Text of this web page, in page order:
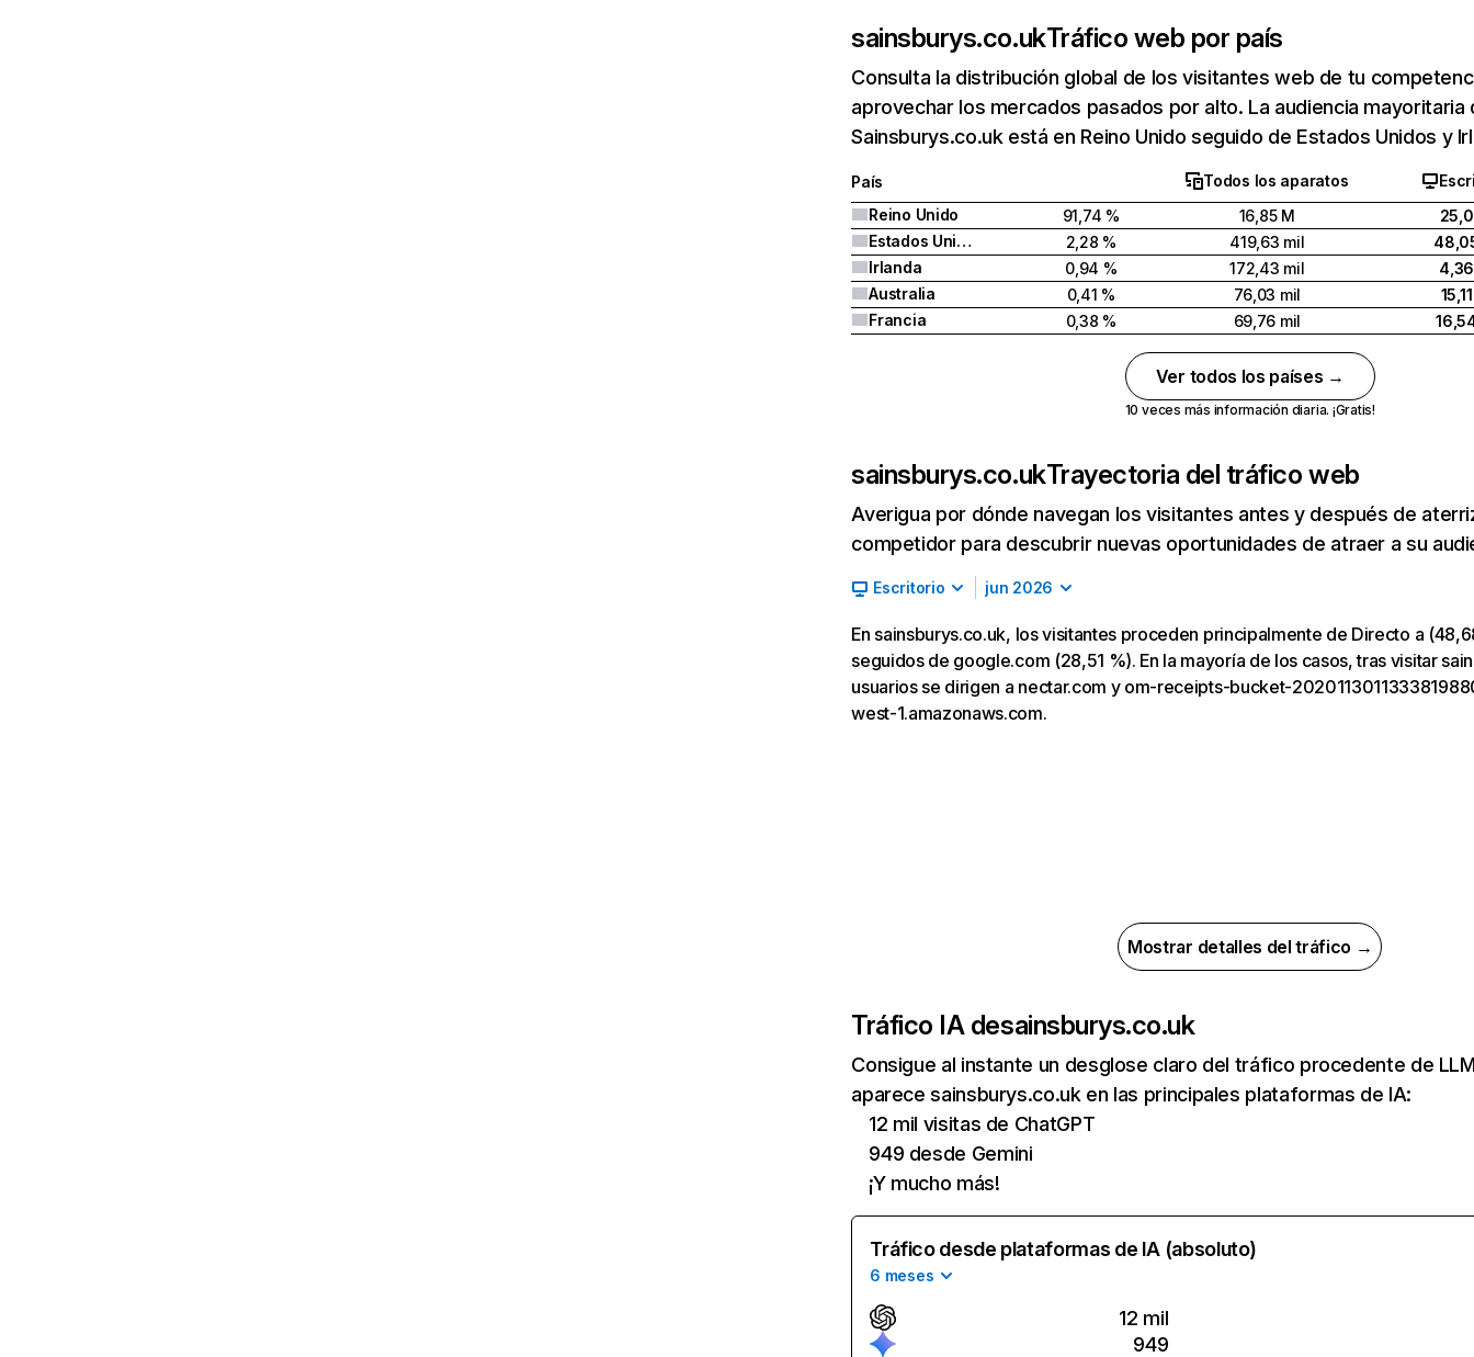
sainsburys.co.ukTráfico web por país
Consulta la distribución global de los visitantes web de tu
aprovechar los mercados pasados por alto. La audiencia mayoritaria
Sainsburys.co.uk está en Reino Unido seguido de Estados Unidos y
País Todos los aparatos
Reino Unido
91,74 % 16,85 M
Estados Unidos
2,28 % 419,63 mil
Irlanda
0,94 % 172,43 mil
Australia
0,41 % 76,03 mil
Francia
0,38 % 69,76 mil
Ver todos los países →
10 veces más información diaria. ¡Gratis!
sainsburys.co.ukTrayectoria del tráfico web
Averigua por dónde navegan los visitantes antes y después de
competidor para descubrir nuevas oportunidades de atraer a su
Escritorio jun 2026
En sainsburys.co.uk, los visitantes proceden principalmente de Directo a
seguidos de google.com (28,51 %). En la mayoría de los casos, tras visitar
usuarios se dirigen a nectar.com y om-receipts-bucket-
west-1.amazonaws.com.
Mostrar detalles del tráfico →
Tráfico IA desainsburys.co.uk
Consigue al instante un desglose claro del tráfico procedente de
aparece sainsburys.co.uk en las principales plataformas de IA:
12 mil visitas de ChatGPT
949 desde Gemini
¡Y mucho más!
Tráfico desde plataformas de IA (absoluto)
6 meses
12 mil
949